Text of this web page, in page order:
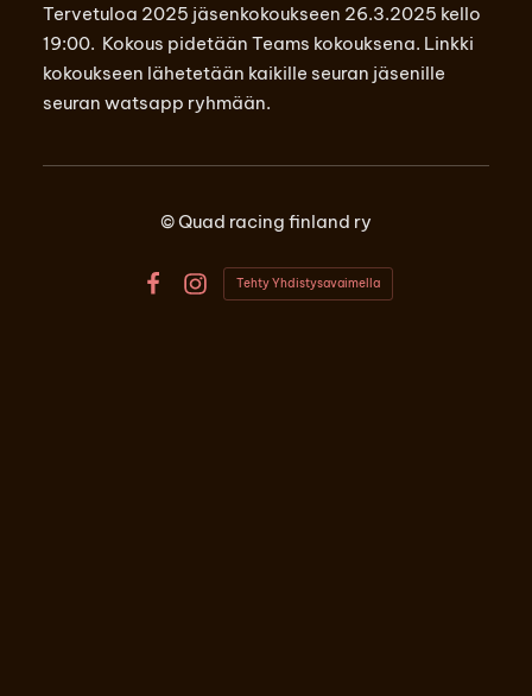
Tervetuloa 2025 jäsenkokoukseen 26.3.2025 kello
19:00. Kokous pidetään Teams kokouksena. Linkki
kokoukseen lähetetään kaikille seuran jäsenille
seuran watsapp ryhmään.
©Quad racing finland ry
Tehty Yhdistysavaimella